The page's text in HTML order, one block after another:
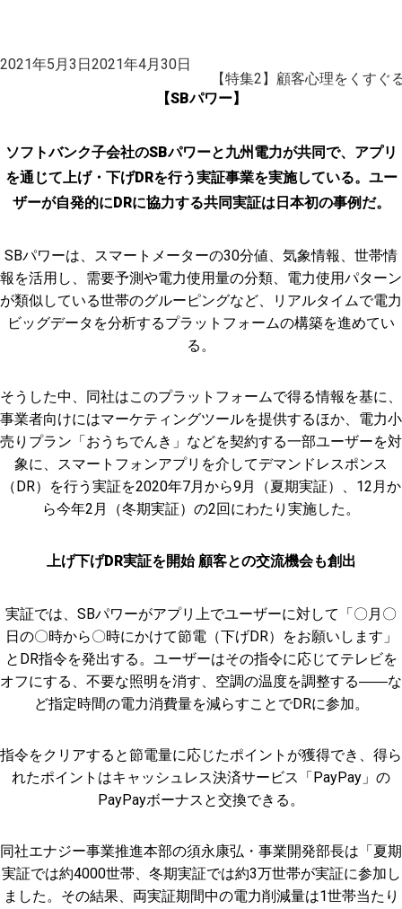
投
2021年5月3日2021年4月30日
【特集2】顧客心理をくすぐ
【SBパワー】
ソフトバンク子会社のSBパワーと九州電力が共同で、アプリ
を通じて上げ・下げDRを行う実証事業を実施している。ユー
ザーが自発的にDRに協力する共同実証は日本初の事例だ。
SBパワーは、スマートメーターの30分値、気象情報、世帯情
報を活用し、需要予測や電力使用量の分類、電力使用パターン
が類似している世帯のグルーピングなど、リアルタイムで電力
ビッグデータを分析するプラットフォームの構築を進めてい
る。
そうした中、同社はこのプラットフォームで得る情報を基に、
事業者向けにはマーケティングツールを提供するほか、電力小
売りプラン「おうちでんき」などを契約する一部ユーザーを対
象に、スマートフォンアプリを介してデマンドレスポンス
（DR）を行う実証を2020年7月から9月（夏期実証）、12月か
ら今年2月（冬期実証）の2回にわたり実施した。
上げ下げDR実証を開始 顧客との交流機会も創出
実証では、SBパワーがアプリ上でユーザーに対して「〇月〇
日の〇時から〇時にかけて節電（下げDR）をお願いします」
とDR指令を発出する。ユーザーはその指令に応じてテレビを
オフにする、不要な照明を消す、空調の温度を調整する――な
ど指定時間の電力消費量を減らすことでDRに参加。
指令をクリアすると節電量に応じたポイントが獲得でき、得ら
れたポイントはキャッシュレス決済サービス「PayPay」の
PayPayボーナスと交換できる。
同社エナジー事業推進本部の須永康弘・事業開発部長は「夏期
実証では約4000世帯、冬期実証では約3万世帯が実証に参加し
ました。その結果、両実証期間中の電力削減量は1世帯当たり